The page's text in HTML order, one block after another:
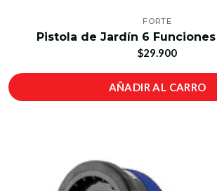
FORTE
Pistola de Jardín 6
$29.900
AÑADIR AL CARRO